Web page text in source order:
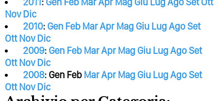
Nov Dic
2010: Gen Feb MarApr Mag Giu LugAgoSet
Ott Nov Dic
2009: Gen Feb MarApr Mag Giu LugAgoSet
Ott Nov Dic
2008: Gen Feb MarApr Mag Giu LugAgoSet
Ott Nov Dic